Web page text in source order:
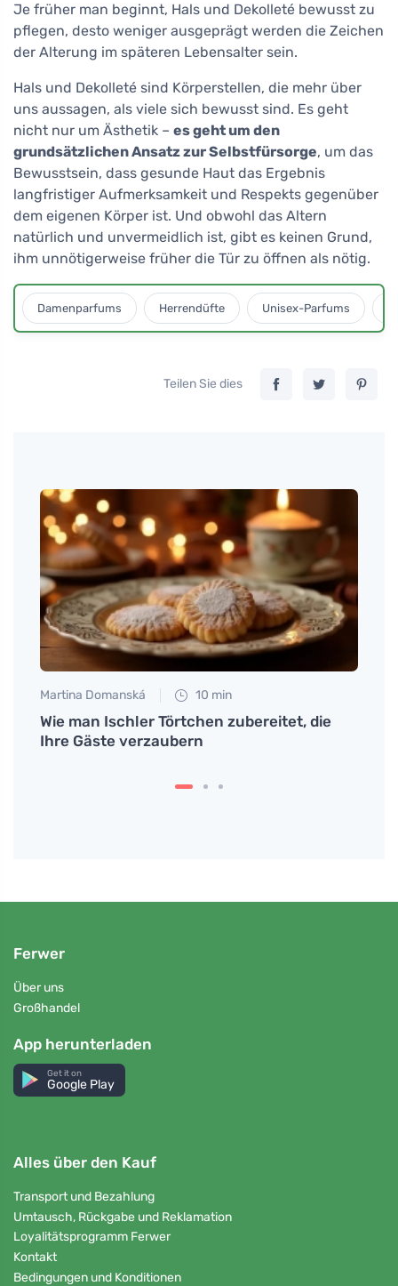
Je früher man beginnt, Hals und Dekolleté bewusst zu
pflegen, desto weniger ausgeprägt werden die Zeichen
der Alterung im späteren Lebensalter sein.
Hals und Dekolleté sind Körperstellen, die mehr über
uns aussagen, als viele sich bewusst sind. Es geht
nicht nur um Ästhetik – es geht um den
grundsätzlichen Ansatz zur Selbstfürsorge, um das
Bewusstsein, dass gesunde Haut das Ergebnis
langfristiger Aufmerksamkeit und Respekts gegenüber
dem eigenen Körper ist. Und obwohl das Altern
natürlich und unvermeidlich ist, gibt es keinen Grund,
ihm unnötigerweise früher die Tür zu öffnen als nötig.
Damenparfums Herrendüfte Unisex-Parfums
Teilen Sie dies
Martina Domanská 10 min
Wie man Ischler Törtchen zubereitet, die
Ihre Gäste verzaubern
Ferwer
Über uns
Großhandel
App herunterladen
Get it on
Google Play
Alles über den Kauf
Transport und Bezahlung
Umtausch, Rückgabe und Reklamation
Loyalitätsprogramm Ferwer
Kontakt
Bedingungen und Konditionen